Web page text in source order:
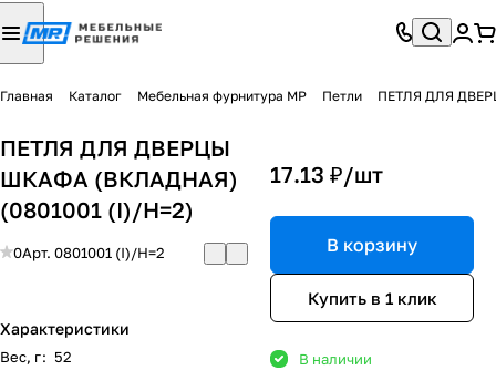
Главная Каталог Мебельная фурнитура МР Петли ПЕТЛЯ ДЛЯ
ПЕТЛЯ ДЛЯ ДВЕРЦЫ
ШКАФА (ВКЛАДНАЯ)
(0801001 (I)/Н=2)
0Арт. 0801001 (I)/Н=2
Характеристики
Вес, г: 52
17.13 ₽/шт
В корзину
Купить в 1 клик
В наличии